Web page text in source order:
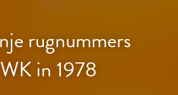
rugnummers
in 1978